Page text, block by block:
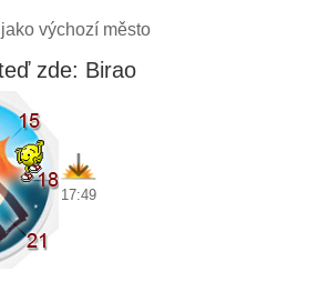
výchozí město
zde: Birao
17:49